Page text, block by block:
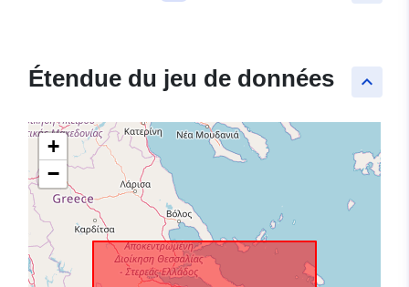
keyboard_arrow_up
Étendue du jeu de données
+
−